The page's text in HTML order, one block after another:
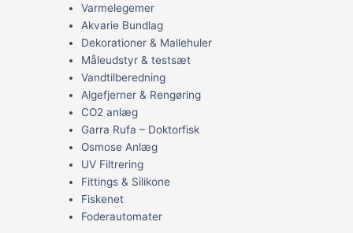
Varmelegemer
Akvarie Bundlag
Dekorationer & Mallehuler
Måleudstyr & testsæt
Vandtilberedning
Algefjerner & Rengøring
CO2 anlæg
Garra Rufa – Doktorfisk
Osmose Anlæg
UV Filtrering
Fittings & Silikone
Fiskenet
Foderautomater